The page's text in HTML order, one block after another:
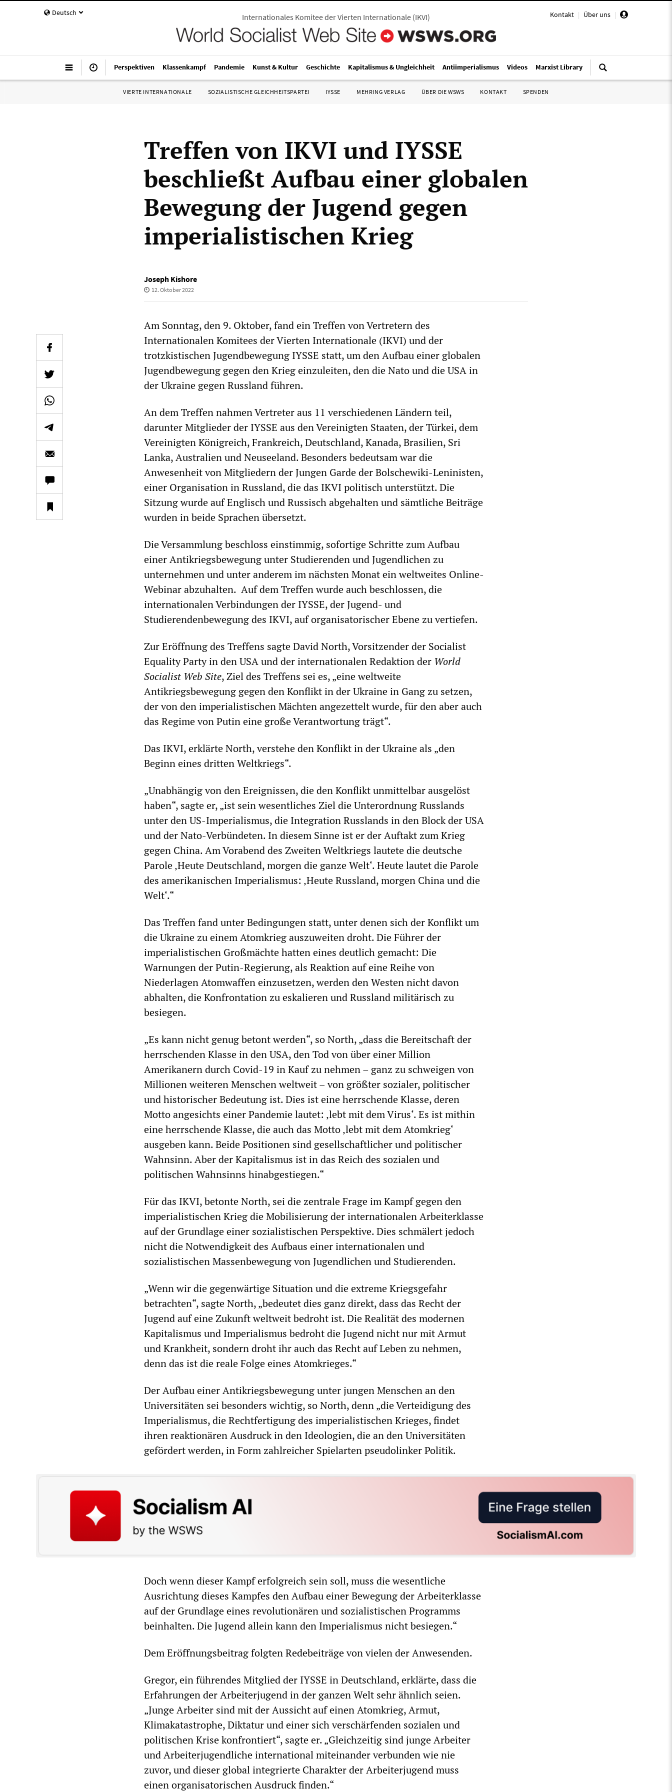
Deutsch Kontakt | Über uns |
Internationales Komitee der Vierten Internationale (IKVI)
Perspektiven Klassenkampf Pandemie Kunst & Kultur Geschichte Kapitalismus & Ungleichheit Antiimperialismus Videos Marxist Library
VIERTE INTERNATIONALE SOZIALISTISCHE GLEICHHEITSPARTEI IYSSE MEHRING VERLAG ÜBER DIE WSWS KONTAKT SPENDEN
Treffen von IKVI und IYSSE
beschließt Aufbau einer globalen
Bewegung der Jugend gegen
imperialistischen Krieg
Joseph Kishore
12. Oktober 2022
Am Sonntag, den 9. Oktober, fand ein Treffen von Vertretern des
Internationalen Komitees der Vierten Internationale (IKVI) und der
trotzkistischen Jugendbewegung IYSSE statt, um den Aufbau einer globalen
Jugendbewegung gegen den Krieg einzuleiten, den die Nato und die USA in
der Ukraine gegen Russland führen.
An dem Treffen nahmen Vertreter aus 11 verschiedenen Ländern teil,
darunter Mitglieder der IYSSE aus den Vereinigten Staaten, der Türkei, dem
Vereinigten Königreich, Frankreich, Deutschland, Kanada, Brasilien, Sri
Lanka, Australien und Neuseeland. Besonders bedeutsam war die
Anwesenheit von Mitgliedern der Jungen Garde der Bolschewiki-Leninisten,
einer Organisation in Russland, die das IKVI politisch unterstützt. Die
Sitzung wurde auf Englisch und Russisch abgehalten und sämtliche Beiträge
wurden in beide Sprachen übersetzt.
Die Versammlung beschloss einstimmig, sofortige Schritte zum Aufbau
einer Antikriegsbewegung unter Studierenden und Jugendlichen zu
unternehmen und unter anderem im nächsten Monat ein weltweites Online-
Webinar abzuhalten. Auf dem Treffen wurde auch beschlossen, die
internationalen Verbindungen der IYSSE, der Jugend- und
Studierendenbewegung des IKVI, auf organisatorischer Ebene zu vertiefen.
Zur Eröffnung des Treffens sagte David North, Vorsitzender der Socialist
Equality Party in den USA und der internationalen Redaktion der World
Socialist Web Site, Ziel des Treffens sei es, „eine weltweite
Antikriegsbewegung gegen den Konflikt in der Ukraine in Gang zu setzen,
der von den imperialistischen Mächten angezettelt wurde, für den aber auch
das Regime von Putin eine große Verantwortung trägt“.
Das IKVI, erklärte North, verstehe den Konflikt in der Ukraine als „den
Beginn eines dritten Weltkriegs“.
„Unabhängig von den Ereignissen, die den Konflikt unmittelbar ausgelöst
haben“, sagte er, „ist sein wesentliches Ziel die Unterordnung Russlands
unter den US-Imperialismus, die Integration Russlands in den Block der USA
und der Nato-Verbündeten. In diesem Sinne ist er der Auftakt zum Krieg
gegen China. Am Vorabend des Zweiten Weltkriegs lautete die deutsche
Parole ‚Heute Deutschland, morgen die ganze Welt‘. Heute lautet die Parole
des amerikanischen Imperialismus: ‚Heute Russland, morgen China und die
Welt‘.“
Das Treffen fand unter Bedingungen statt, unter denen sich der Konflikt um
die Ukraine zu einem Atomkrieg auszuweiten droht. Die Führer der
imperialistischen Großmächte hatten eines deutlich gemacht: Die
Warnungen der Putin-Regierung, als Reaktion auf eine Reihe von
Niederlagen Atomwaffen einzusetzen, werden den Westen nicht davon
abhalten, die Konfrontation zu eskalieren und Russland militärisch zu
besiegen.
„Es kann nicht genug betont werden“, so North, „dass die Bereitschaft der
herrschenden Klasse in den USA, den Tod von über einer Million
Amerikanern durch Covid-19 in Kauf zu nehmen – ganz zu schweigen von
Millionen weiteren Menschen weltweit – von größter sozialer, politischer
und historischer Bedeutung ist. Dies ist eine herrschende Klasse, deren
Motto angesichts einer Pandemie lautet: ‚lebt mit dem Virus‘. Es ist mithin
eine herrschende Klasse, die auch das Motto ‚lebt mit dem Atomkrieg‘
ausgeben kann. Beide Positionen sind gesellschaftlicher und politischer
Wahnsinn. Aber der Kapitalismus ist in das Reich des sozialen und
politischen Wahnsinns hinabgestiegen.“
Für das IKVI, betonte North, sei die zentrale Frage im Kampf gegen den
imperialistischen Krieg die Mobilisierung der internationalen Arbeiterklasse
auf der Grundlage einer sozialistischen Perspektive. Dies schmälert jedoch
nicht die Notwendigkeit des Aufbaus einer internationalen und
sozialistischen Massenbewegung von Jugendlichen und Studierenden.
„Wenn wir die gegenwärtige Situation und die extreme Kriegsgefahr
betrachten“, sagte North, „bedeutet dies ganz direkt, dass das Recht der
Jugend auf eine Zukunft weltweit bedroht ist. Die Realität des modernen
Kapitalismus und Imperialismus bedroht die Jugend nicht nur mit Armut
und Krankheit, sondern droht ihr auch das Recht auf Leben zu nehmen,
denn das ist die reale Folge eines Atomkrieges.“
Der Aufbau einer Antikriegsbewegung unter jungen Menschen an den
Universitäten sei besonders wichtig, so North, denn „die Verteidigung des
Imperialismus, die Rechtfertigung des imperialistischen Krieges, findet
ihren reaktionären Ausdruck in den Ideologien, die an den Universitäten
gefördert werden, in Form zahlreicher Spielarten pseudolinker Politik.
Doch wenn dieser Kampf erfolgreich sein soll, muss die wesentliche
Ausrichtung dieses Kampfes den Aufbau einer Bewegung der Arbeiterklasse
auf der Grundlage eines revolutionären und sozialistischen Programms
beinhalten. Die Jugend allein kann den Imperialismus nicht besiegen.“
Dem Eröffnungsbeitrag folgten Redebeiträge von vielen der Anwesenden.
Gregor, ein führendes Mitglied der IYSSE in Deutschland, erklärte, dass die
Erfahrungen der Arbeiterjugend in der ganzen Welt sehr ähnlich seien.
„Junge Arbeiter sind mit der Aussicht auf einen Atomkrieg, Armut,
Klimakatastrophe, Diktatur und einer sich verschärfenden sozialen und
politischen Krise konfrontiert“, sagte er. „Gleichzeitig sind junge Arbeiter
und Arbeiterjugendliche international miteinander verbunden wie nie
zuvor, und dieser global integrierte Charakter der Arbeiterjugend muss
einen organisatorischen Ausdruck finden.“